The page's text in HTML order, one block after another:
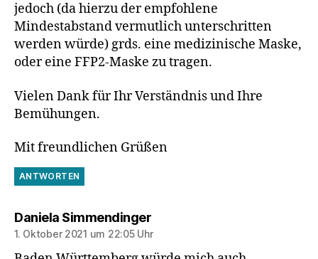
jedoch (da hierzu der empfohlene
Mindestabstand vermutlich unterschritten
werden würde) grds. eine medizinische Maske,
oder eine FFP2-Maske zu tragen.
Vielen Dank für Ihr Verständnis und Ihre
Bemühungen.
Mit freundlichen Grüßen
ANTWORTEN
Daniela Simmendingersagt:
1. Oktober 2021 um 22:05 Uhr